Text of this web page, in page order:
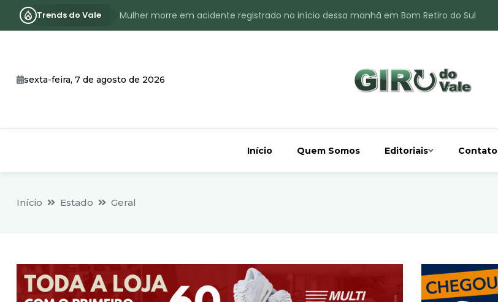
Trends do Vale
Mulher morre em acidente registrado no início dessa manhã em Bom Retiro do Sul
Identificado o jovem assassinado no interior de Bom Retiro do Sul
sexta-feira, 7 de agosto de 2026
Início Quem Somos Editoriais Contato
Início Estado Geral